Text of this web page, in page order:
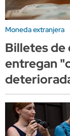
Moneda extranjera
Billetes de
entregan